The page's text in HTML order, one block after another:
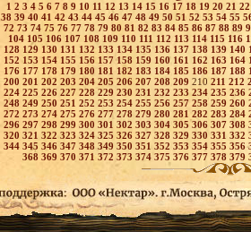
1 2 3 4 5 6 7 8 9 10 11 12 13 14 15 16 17 18 19 20 21
38 39 40 41 42 43 44 45 46 47 48 49 50 51 52 53 54 55
72 73 74 75 76 77 78 79 80 81 82 83 84 85 86 87 88 89
104 105 106 107 108 109 110 111 112 113 114 115 116
128 129 130 131 132 133 134 135 136 137 138 139 140
152 153 154 155 156 157158 159 160 161 162 163 164
176 177 178 179 180 181 182 183 184 185 186 187 188
200 201 202 203 204 205 206 207 208 209 210 211 212
224 225 226 227 228 229 230 231 232 233 234 235 236
248 249 250 251 252 253 254 255 256 257 258 259 260
272 273 274 275 276 277 278 279 280 281 282 283 284
296 297 298 299 300 301 302 303 304 305306 307 308
320 321 322 323 324 325 326 327 328 329 330 331 332
344 345 346 347 348 349 350 351 352 353 354 355 356
368 369 370 371 372 373 374 375 376 377 378 379